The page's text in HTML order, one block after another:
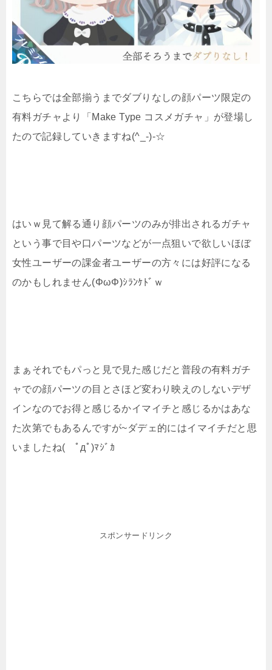
こちらでは全部揃うまでダブりなしの顔パーツ限定の
有料ガチャより「Make Type コスメガチャ」が登場し
たので記録していきますね(^_-)-☆
はいｗ見て解る通り顔パーツのみが排出されるガチャ
という事で目や口パーツなどが一点狙いで欲しいほぼ
女性ユーザーの課金者ユーザーの方々には好評になる
のかもしれません(ΦωΦ)ｼﾗﾝｹﾄﾞｗ
まぁそれでもパっと見で見た感じだと普段の有料ガチ
ャでの顔パーツの目とさほど変わり映えのしないデザ
インなのでお得と感じるかイマイチと感じるかはあな
た次第でもあるんですが~ダデェ的にはイマイチだと思
いましたね( ﾟдﾟ)ﾏｼﾞｶ
スポンサードリンク